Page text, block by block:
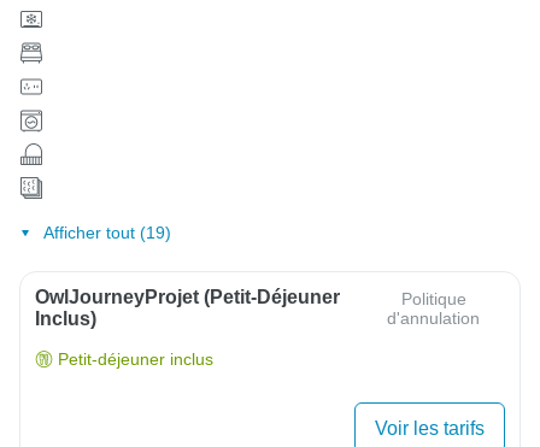
Afficher tout (19)
OwlJourneyProjet (petit-Déjeuner
Inclus)
Politique
d'annulation
Petit-déjeuner inclus
Voir les tarifs